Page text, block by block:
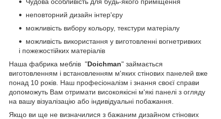
неповторний дизайн інтер'єру
можливість вибору кольору, текстури матеріалу
можливість використання у виготовленні вогнетривких
і пожежостійких матеріалів
Наша фабрика меблів "Doichman" займається
виготовленням і встановленням м'яких стінових панелей вже
понад 10 років. Наш професіоналізм і знання своєї справи
допоможуть Вам отримати високоякісні м'які панелі з огляду
на вашу візуалізацію або індивідуальні побажання.
Якщо ви ще не визначилися з бажаним дизайном стінових